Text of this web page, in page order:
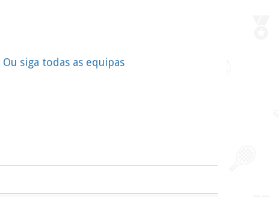
Ou siga todas as equipas